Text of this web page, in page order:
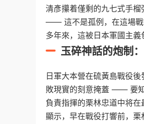
清彥攥着僅剩的九七式手
—— 這不是孤例，在這場戰
多年來，這被日本軍國主義
玉碎神話的炮制
日軍大本營在硫黃島戰役
敗現實的刻意掩蓋 —— 要知
負責指揮的栗林忠道中将
顯示，早在戰役打響前，栗